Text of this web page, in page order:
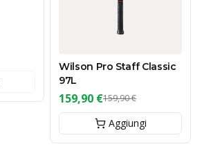
Wilson Pro Staff Classic
97L
159,90 €159,90 €
Aggiungi